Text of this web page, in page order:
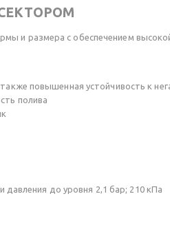
и размера с обеспечением
повышенная устойчивость к
полива
давления до уровня 2,1 бар; 210 кПа